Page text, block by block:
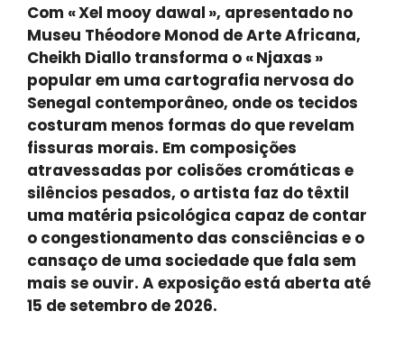
Com « Xel mooy dawal », apresentado no
Museu Théodore Monod de Arte Africana,
Cheikh Diallo transforma o « Njaxas »
popular em uma cartografia nervosa do
Senegal contemporâneo, onde os tecidos
costuram menos formas do que revelam
fissuras morais. Em composições
atravessadas por colisões cromáticas e
silêncios pesados, o artista faz do têxtil
uma matéria psicológica capaz de contar
o congestionamento das consciências e o
cansaço de uma sociedade que fala sem
mais se ouvir. A exposição está aberta até
15 de setembro de 2026.